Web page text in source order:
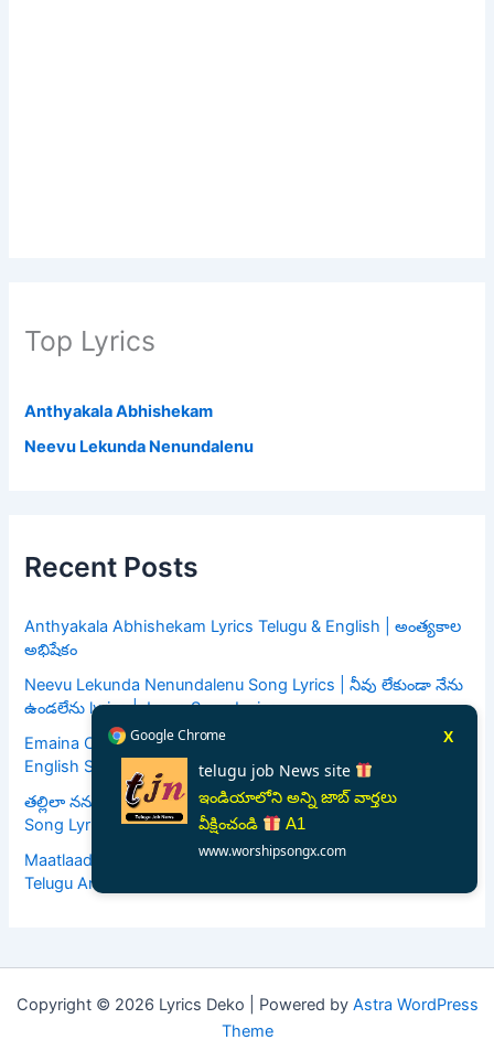
Top Lyrics
Anthyakala Abhishekam
Neevu Lekunda Nenundalenu
Recent Posts
Anthyakala Abhishekam Lyrics Telugu & English | అంత్యకాల
అభిషేకం
Neevu Lekunda Nenundalenu Song Lyrics | నీవు లేకుండా నేను
ఉండలేను lyrics | Jesus Song Lyrics
Emaina Cheyagalavu | ఏమైనా చేయగలవు | Telugu And
English Song Lyrics
తల్లిలా నన్ను | Thalli la Nannu | Telugu And English | Christian
Song Lyrics
Maatlaadavaayesayya Naato || మాట్లాడవాయేసయ్య నాతో ||
Telugu And English || Song Lyrics
Copyright © 2026 Lyrics Deko | Powered by Astra WordPress
Theme
X
Google Chrome
telugu job News site
ఇండియాలోని అన్ని జాబ్ వార్తలు
వీక్షించండి
A1
www.worshipsongx.com